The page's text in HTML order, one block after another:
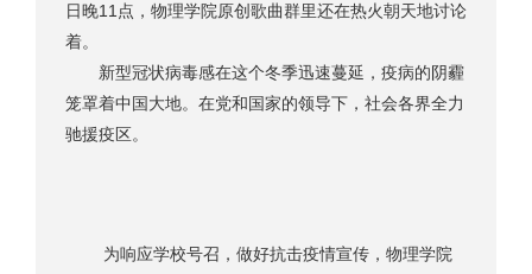
日晚11点，物理学院原创歌曲群里还在热火朝天地讨论
着。
新型冠状病毒感在这个冬季迅速蔓延，疫病的阴霾
笼罩着中国大地。在党和国家的领导下，社会各界全力
驰援疫区。
为响应学校号召，做好抗击疫情宣传，物理学院